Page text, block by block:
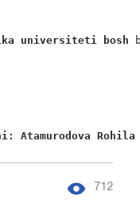
universiteti bosh
Atamurodova
712